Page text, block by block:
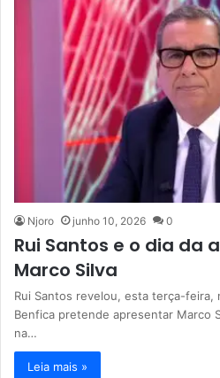
Njoro junho 10, 2026 0
Rui Santos e o dia da
Marco Silva
Rui Santos revelou, esta terça-feira,
Benfica pretende apresentar Marco
na…
Leia mais »